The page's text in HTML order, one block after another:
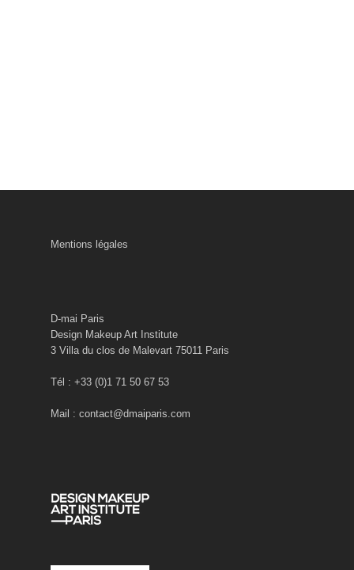
Mentions légales
D-mai Paris
Design Makeup Art Institute
3 Villa du clos de Malevart 75011 Paris
Tél : +33 (0)1 71 50 67 53
Mail : contact@dmaiparis.com